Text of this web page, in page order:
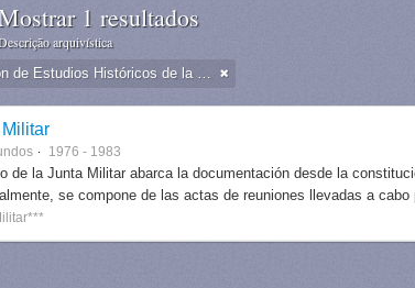
1 resultados
arquivística
Dirección de Estudios Históricos de la Fuerza Aérea
1976 - 1983
de la Junta Militar abarca la documentación desde la
se compone de las actas de reuniones llevadas a